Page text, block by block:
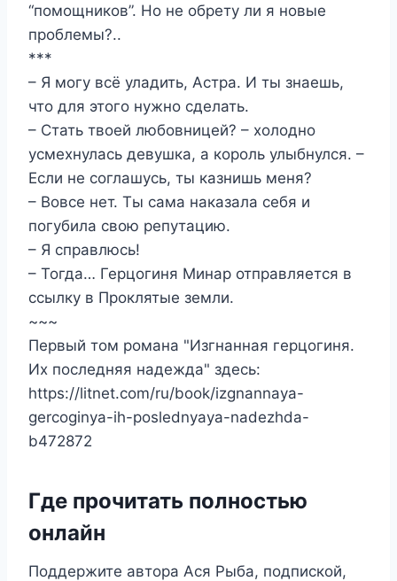
“помощников”. Но не обрету ли я новые
проблемы?..
***
– Я могу всё уладить, Астра. И ты знаешь,
что для этого нужно сделать.
– Стать твоей любовницей? – холодно
усмехнулась девушка, а король улыбнулся. –
Если не соглашусь, ты казнишь меня?
– Вовсе нет. Ты сама наказала себя и
погубила свою репутацию.
– Я справлюсь!
– Тогда… Герцогиня Минар отправляется в
ссылку в Проклятые земли.
~~~
Первый том романа "Изгнанная герцогиня.
Их последняя надежда" здесь:
https://litnet.com/ru/book/izgnannaya-
gercoginya-ih-poslednyaya-nadezhda-
b472872
Где прочитать полностью
онлайн
Поддержите автора Ася Рыба, подпиской,